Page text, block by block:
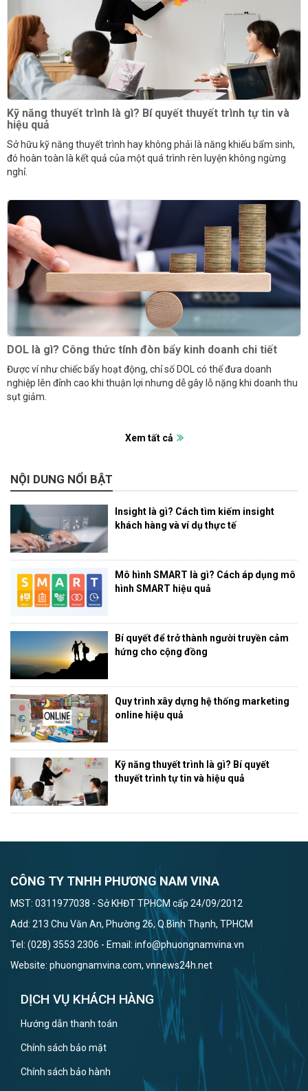
Kỹ năng thuyết trình là gì? Bí quyết thuyết trình tự tin và
hiệu quả
Sở hữu kỹ năng thuyết trình hay không phải là năng khiếu bẩm sinh,
đó hoàn toàn là kết quả của một quá trình rèn luyện không ngừng
nghỉ.
DOL là gì? Công thức tính đòn bẩy kinh doanh chi tiết
Được ví như chiếc bẩy hoạt động, chỉ số DOL có thể đưa doanh
nghiệp lên đỉnh cao khi thuận lợi nhưng dễ gây lỗ nặng khi doanh thu
sụt giảm.
Xem tất cả
NỘI DUNG NỔI BẬT
Insight là gì? Cách tìm kiếm insight
khách hàng và ví dụ thực tế
Mô hình SMART là gì? Cách áp dụng mô
hình SMART hiệu quả
Bí quyết để trở thành người truyền cảm
hứng cho cộng đồng
Quy trình xây dựng hệ thống marketing
online hiệu quả
Kỹ năng thuyết trình là gì? Bí quyết
thuyết trình tự tin và hiệu quả
CÔNG TY TNHH PHƯƠNG NAM VINA
MST: 0311977038 - Sở KHĐT TPHCM cấp 24/09/2012
Add: 213 Chu Văn An, Phường 26, Q.Bình Thạnh, TPHCM
Tel: (028) 3553 2306 - Email: info@phuongnamvina.vn
Website: phuongnamvina.com, vnnews24h.net
DỊCH VỤ KHÁCH HÀNG
Hướng dẫn thanh toán
Chính sách bảo mật
Chính sách bảo hành